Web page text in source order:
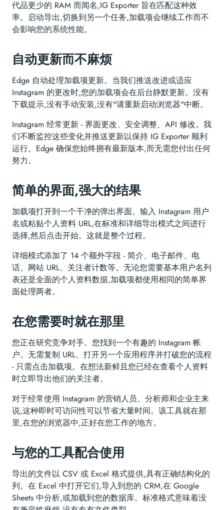
代品更少的 RAM 而闻名,IG Exporter 旨在匹配这种效
率。启动导出,切换到另一个任务,加载项会继续工作而不
会影响您的系统性能。
自动更新而不麻烦
Edge 自动处理加载项更新。当我们推送改进或适应
Instagram 的更改时,您的加载项会在后台静默更新。没有
下载提示,没有手动安装,没有"请重新启动浏览器"中断。
Instagram 经常更新 - 界面更改、安全调整、API 修改。我
们不断监控这些变化并推送更新以保持 IG Exporter 顺利
运行。Edge 确保您始终拥有最新版本,而无需您付出任何
努力。
简单的界面,强大的结果
加载项打开到一个干净的弹出界面。输入 Instagram 用户
名或粘贴个人资料 URL,在标准和详细导出模式之间进行
选择,然后点击开始。这就是整个过程。
详细模式添加了 14 个额外字段 - 简介、电子邮件、电
话、网站 URL、关注者计数等。无论您需要基本用户名列
表还是全面的个人资料数据,加载项都使用相同的简单界
面处理两者。
在您需要时就在那里
您正在研究竞争对手。您找到一个有趣的 Instagram 帐
户。无需复制 URL、打开另一个应用程序并打破您的流程
- 只需点击加载项。在想法新鲜且您已经在查看个人资料
时立即导出他们的关注者。
对于经常使用 Instagram 的营销人员、分析师和企业主来
说,这种即时可访问性可以节省大量时间。该工具就在那
里,在您的浏览器中,正好在您工作的地方。
与您的工具配合使用
导出的文件以 CSV 或 Excel 格式提供,具有正确结构化的
列。在 Excel 中打开它们,导入到您的 CRM,在 Google
Sheets 中分析,或加载到您的数据库。标准格式意味着没